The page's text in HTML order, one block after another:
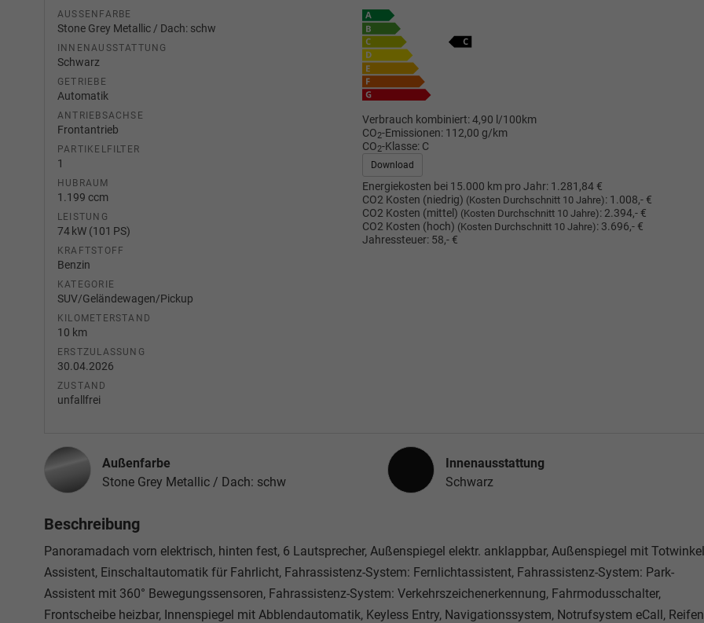
AUSSENFARBE
Stone Grey Metallic / Dach: schw
INNENAUSSTATTUNG
Schwarz
GETRIEBE
Automatik
ANTRIEBSACHSE
Frontantrieb
PARTIKELFILTER
1
HUBRAUM
1.199 ccm
LEISTUNG
74 kW (101 PS)
KRAFTSTOFF
Benzin
KATEGORIE
SUV/Geländewagen/Pickup
KILOMETERSTAND
10 km
ERSTZULASSUNG
30.04.2026
ZUSTAND
unfallfrei
Verbrauch kombiniert:4,90 l/100km
CO2-Emissionen: 112,00 g/km
CO2-Klasse: C
Download
Energiekosten bei 15.000 km pro Jahr: 1.281,84 €
CO2 Kosten (niedrig) (Kosten Durchschnitt 10 Jahre): 1.008,- €
CO2 Kosten (mittel) (Kosten Durchschnitt 10 Jahre): 2.394,- €
CO2 Kosten (hoch) (Kosten Durchschnitt 10 Jahre): 3.696,- €
Jahressteuer: 58,- €
Außenfarbe
Stone Grey Metallic / Dach: schw
Innenausstattung
Innenausstattung
Schwarz
Beschreibung
Panoramadach vorn elektrisch, hinten fest, 6 Lautsprecher, Außenspiegel elektr. anklappbar, Außenspiegel mit
Assistent, Einschaltautomatik für Fahrlicht, Fahrassistenz-System: Fernlichtassistent, Fahrassistenz-System: Park-
Assistent mit 360° Bewegungssensoren, Fahrassistenz-System: Verkehrszeichenerkennung, Fahrmodusschalter,
Frontscheibe heizbar, Innenspiegel mit Abblendautomatik, Keyless Entry, Navigationssystem, Notrufsystem eCall, Reifen